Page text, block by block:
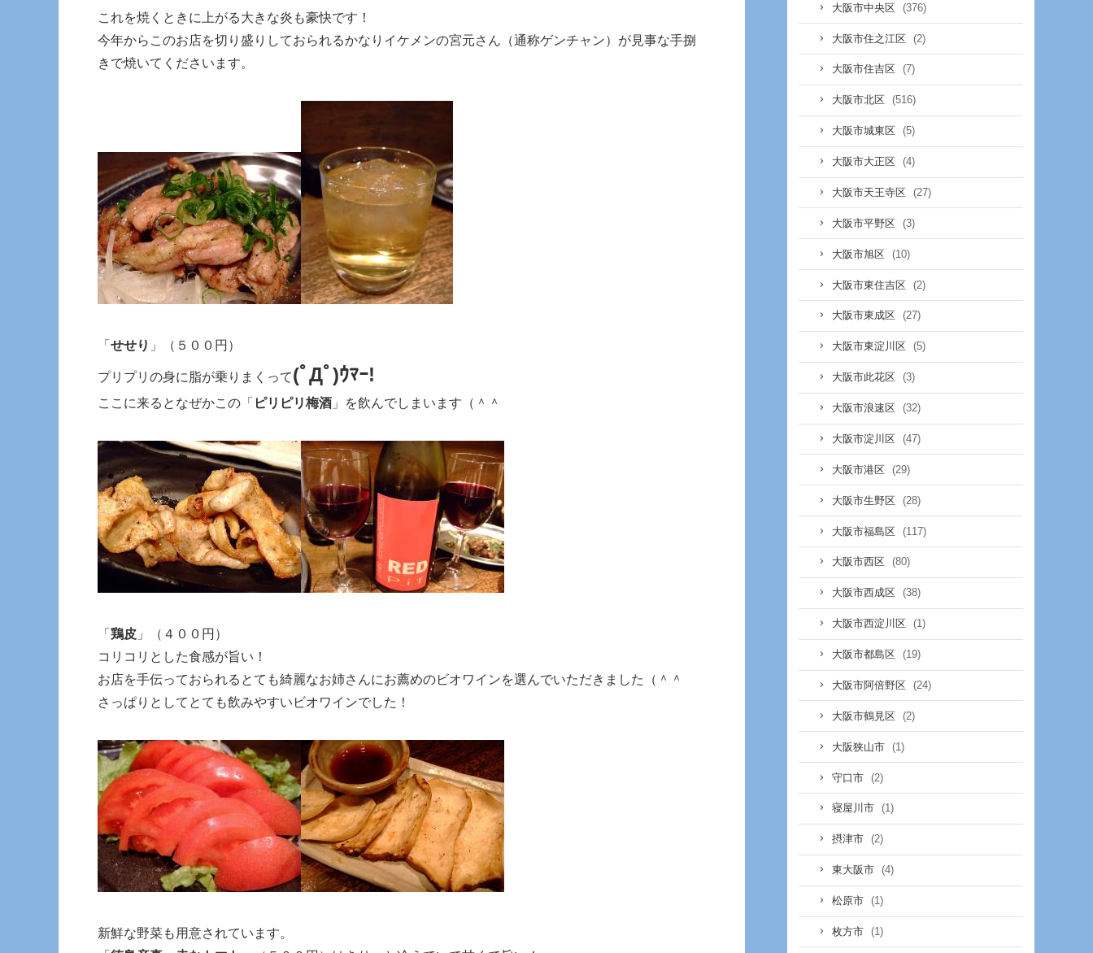
これを焼くときに上がる大きな炎も豪快です！
今年からこのお店を切り盛りしておられるかなりイケメンの宮元さん（通称ゲンチャン）が見事な手捌
きで焼いてくださいます。
「 せせり 」（５００円）
プリプリの身に脂が乗りまくって(ﾟДﾟ)ｳﾏｰ!
ここに来るとなぜかこの「 ピリピリ梅酒 」を飲んでしまいます（＾＾
「 鶏皮 」（４００円）
コリコリとした食感が旨い！
お店を手伝っておられるとても綺麗なお姉さんにお薦めのビオワインを選んでいただきました（＾＾
さっぱりとしてとても飲みやすいビオワインでした！
新鮮な野菜も用意されています。
大阪市中央区 (376)
大阪市住之江区 (2)
大阪市住吉区 (7)
大阪市北区 (516)
大阪市城東区 (5)
大阪市大正区 (4)
大阪市天王寺区 (27)
大阪市平野区 (3)
大阪市旭区 (10)
大阪市東住吉区 (2)
大阪市東成区 (27)
大阪市東淀川区 (5)
大阪市此花区 (3)
大阪市浪速区 (32)
大阪市淀川区 (47)
大阪市港区 (29)
大阪市生野区 (28)
大阪市福島区 (117)
大阪市西区 (80)
大阪市西成区 (38)
大阪市西淀川区 (1)
大阪市都島区 (19)
大阪市阿倍野区 (24)
大阪市鶴見区 (2)
大阪狭山市 (1)
守口市 (2)
寝屋川市 (1)
摂津市 (2)
東大阪市 (4)
松原市 (1)
枚方市 (1)